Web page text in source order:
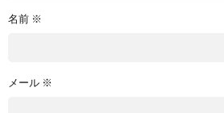
名前 ※
メール ※